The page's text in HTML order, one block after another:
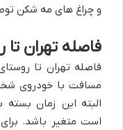
و چراغ های مه شکن
فاصله تهران
البته این زمان
است متغیر باشد.